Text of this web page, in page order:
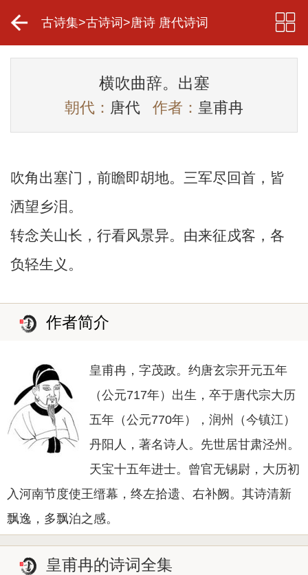
古诗集>古诗词 >唐诗 唐代诗词
横吹曲辞。出塞
朝代： 唐代 作者： 皇甫冉
吹角出塞门，前瞻即胡地。三军尽回首，皆
洒望乡泪。
转念关山长，行看风景异。由来征戍客，各
负轻生义。
作者简介
皇甫冉，字茂政。约唐玄宗开元五年
（公元717年）出生，卒于唐代宗大历
五年（公元770年），润州（今镇江）
丹阳人，著名诗人。先世居甘肃泾州。
天宝十五年进士。曾官无锡尉，大历初
入河南节度使王缙幕，终左拾遗、右补阙。其诗清新
飘逸，多飘泊之感。
皇甫冉的诗词全集